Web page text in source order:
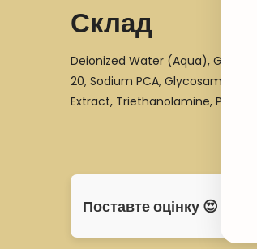
Склад
Deionized Water (Aqua),
20, Sodium PCA,
Extract, Triethanolamine,
Поставте оцінку 😍